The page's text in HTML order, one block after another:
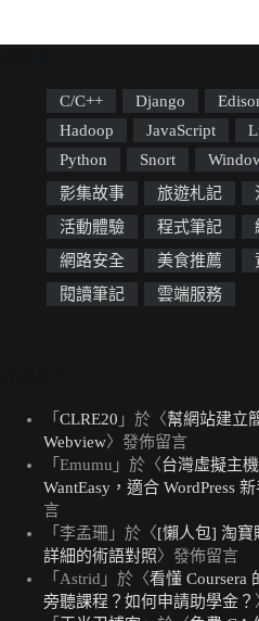
C/C++ Django
Hadoop
JavaScript
Python
Snort
影集故事
旅遊札記
活動體驗
程式筆記
網路安全
美食推薦
閱讀筆記
雲端服務
「 CLRE20 」於〈幫網站建立
Webview〉發佈留言
「 Emumu 」於〈台灣虛擬主
WantEasy，適合 WordPress
言
「 李孟珊 」於〈[懶人包] 淘寶
詳細的術語對照〉發佈留言
「 Astrid 」於〈看懂 Coursera
旁聽課程？如何申請助學金？